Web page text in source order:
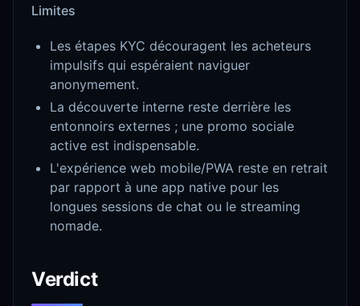
Limites
Les étapes KYC découragent les acheteurs
impulsifs qui espéraient naviguer
anonymement.
La découverte interne reste derrière les
entonnoirs externes ; une promo sociale
active est indispensable.
L'expérience web mobile/PWA reste en retrait
par rapport à une app native pour les
longues sessions de chat ou le streaming
nomade.
Verdict